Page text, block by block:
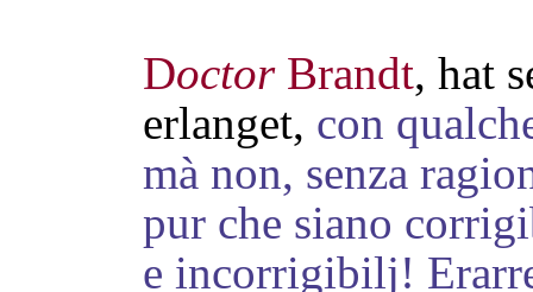
DoctorBrandt, hat
erlanget, con
mà non, senza
pur che siano
e incorrigibilj!